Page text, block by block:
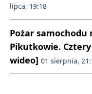
lipca, 19:18
Pożar
Pikutkowie.
wideo] 01 sierpnia,